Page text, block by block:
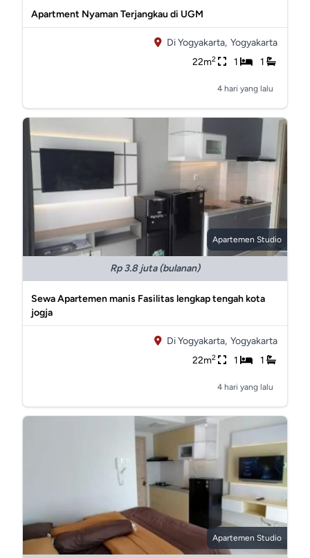
Apartment Nyaman Terjangkau di UGM
Di Yogyakarta, Yogyakarta
22m2 1 1
4 hari yang lalu
Apartemen Studio
Rp 3.8 juta (bulanan)
Sewa Apartemen manis Fasilitas lengkap tengah kota
jogja
Di Yogyakarta, Yogyakarta
22m2 1 1
4 hari yang lalu
Apartemen Studio